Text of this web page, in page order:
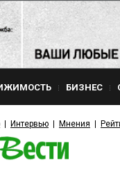
БИЗНЕС
Интервью Мнения